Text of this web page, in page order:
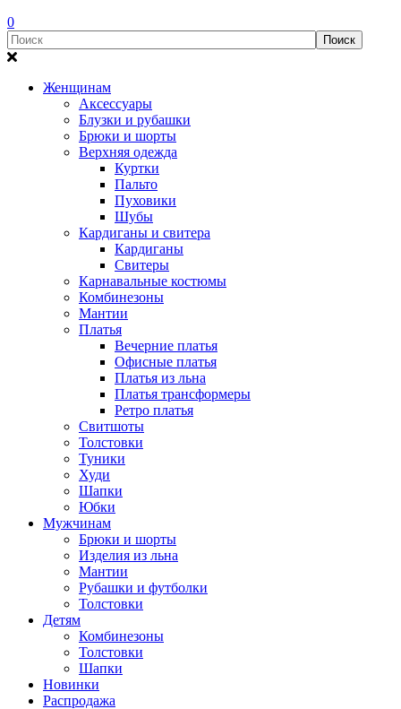
0
Женщинам
Аксессуары
Блузки и рубашки
Брюки и шорты
Верхняя одежда
Куртки
Пальто
Пуховики
Шубы
Кардиганы и свитера
Кардиганы
Свитеры
Карнавальные костюмы
Комбинезоны
Мантии
Платья
Вечерние платья
Офисные платья
Платья из льна
Платья трансформеры
Ретро платья
Свитшоты
Толстовки
Туники
Худи
Шапки
Юбки
Мужчинам
Брюки и шорты
Изделия из льна
Мантии
Рубашки и футболки
Толстовки
Детям
Комбинезоны
Толстовки
Шапки
Новинки
Распродажа